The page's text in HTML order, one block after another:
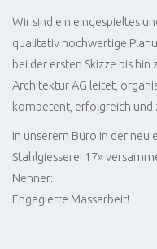
Wir sind ein eingespieltes
qualitativ hochwertige
bei der ersten Skizze bis
Architektur AG leitet,
kompetent, erfolgreich und
In unserem Büro in der neu
Stahlgiesserei 17»
Nenner:
Engagierte Massarbeit!